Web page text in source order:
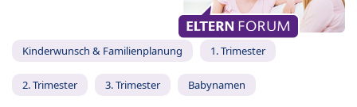
Kinderwunsch & Familienplanung 1. Trimester
2. Trimester 3. Trimester Babynamen